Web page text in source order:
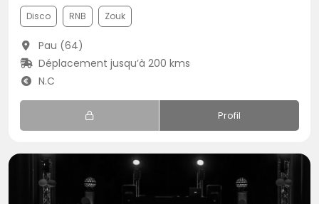
Disco RNB Zouk
Pau (64)
Déplacement jusqu’à 200 kms
N.C
Profil